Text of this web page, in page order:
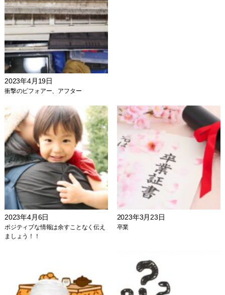
2023年4月19日
衝撃のビフォアー、アフター
2023年4月6日
ポジティブな情報は余すことなく伝え
ましょう！！
2023年3月23日
卒業